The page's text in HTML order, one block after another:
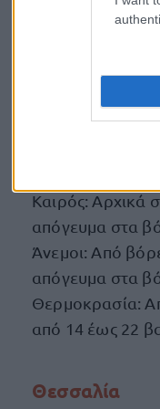
βράδυ στις
Θερμοκρασία:
Νησιά
Καιρός: Αρχικά
απόγευμα στα
Άνεμοι: Από
απόγευμα στα
Θερμοκρασία:
από 14 έως 22
Θεσσαλία